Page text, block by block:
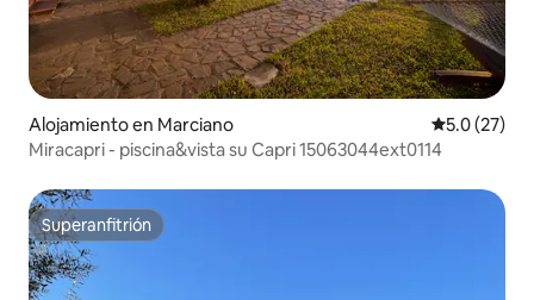
Alojamiento en Marciano Calificación
5.0 (27)
Miracapri - piscina&vista su Capri 15063044ext0114
Superanfitrión
Superanfitrión